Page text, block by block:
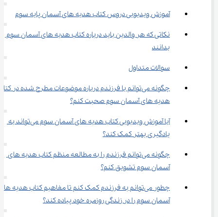
آموزش ویدیویی دروس کتاب هدیه های آسمان پایه سوم
نکاتی که هر والدین باید درباره کتاب هدیه های آسمان سوم
بدانند
سوالات متداول
چگونه می‌توانم با فرزندم درباره موضوعات مطرح‌ شده
هدیه های آسمان سوم صحبت کنم؟
آیا آموزش ویدیویی کتاب هدیه های آسمان سوم می‌تواند به
یادگیری بهتر کمک کند؟
چگونه می‌توانم فرزندم را به مطالعه منظم کتاب هدیه های
آسمان سوم تشویق کنم؟
چطور می‌توانم به فرزندم کمک کنم تا مفاهیم کتاب هدیه
آسمان سوم را در زندگی روزمره خود پیاده کند؟